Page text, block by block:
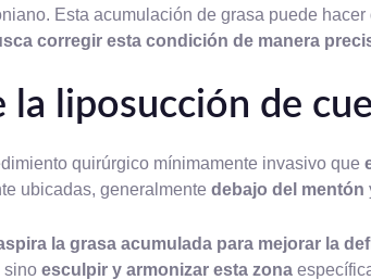
Esta acumulación de grasa puede
corregir esta condición de manera
la liposucción de
quirúrgico mínimamente invasivo que
ubicadas, generalmente debajo del mentón
la grasa acumulada para mejorar la
sino esculpir y armonizar esta zona